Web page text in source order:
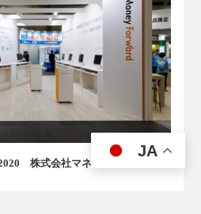
株式会社マネーフォワード様
JA